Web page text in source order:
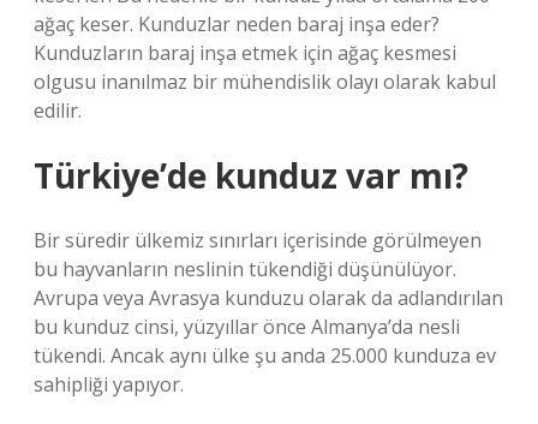
ağaç keser. Kunduzlar neden baraj inşa eder?
Kunduzların baraj inşa etmek için ağaç kesmesi
olgusu inanılmaz bir mühendislik olayı olarak kabul
edilir.
Türkiye’de kunduz var mı?
Bir süredir ülkemiz sınırları içerisinde görülmeyen
bu hayvanların neslinin tükendiği düşünülüyor.
Avrupa veya Avrasya kunduzu olarak da adlandırılan
bu kunduz cinsi, yüzyıllar önce Almanya’da nesli
tükendi. Ancak aynı ülke şu anda 25.000 kunduza ev
sahipliği yapıyor.